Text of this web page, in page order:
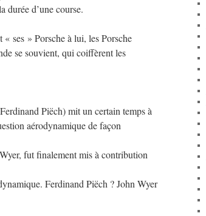
durée d’une course.
ses » Porsche à lui, les Porsche
se souvient, qui coiffèrent les
Piëch) mit un certain temps à
aérodynamique de façon
fut finalement mis à contribution
Ferdinand Piëch ? John Wyer